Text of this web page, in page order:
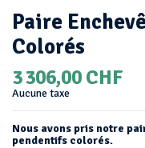
Paire
Colorés
3 306,00 CHF
Aucune taxe
Nous avons pris notre
pendentifs colorés.